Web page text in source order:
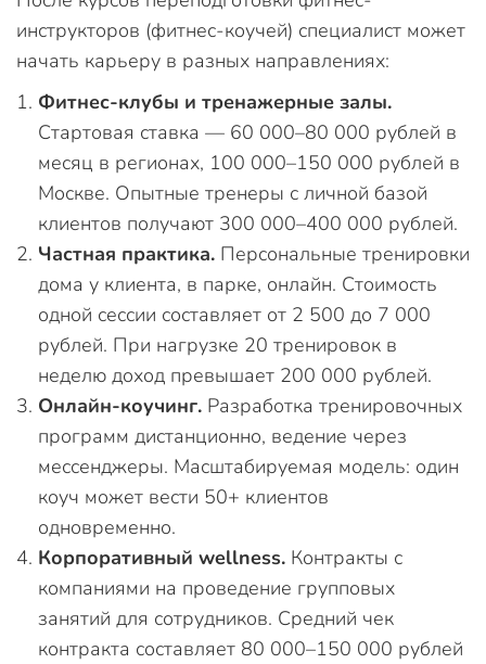
инструкторов (фитнес-коучей) специалист может
начать карьеру в разных направлениях:
Фитнес-клубы и тренажерные залы.
Стартовая ставка — 60 000–80 000 рублей в
месяц в регионах, 100 000–150 000 рублей в
Москве. Опытные тренеры с личной базой
клиентов получают 300 000–400 000 рублей.
Частная практика. Персональные тренировки
дома у клиента, в парке, онлайн. Стоимость
одной сессии составляет от 2 500 до 7 000
рублей. При нагрузке 20 тренировок в
неделю доход превышает 200 000 рублей.
Онлайн-коучинг. Разработка тренировочных
программ дистанционно, ведение через
мессенджеры. Масштабируемая модель: один
коуч может вести 50+ клиентов
одновременно.
Корпоративный wellness. Контракты с
компаниями на проведение групповых
занятий для сотрудников. Средний чек
контракта составляет 80 000–150 000 рублей